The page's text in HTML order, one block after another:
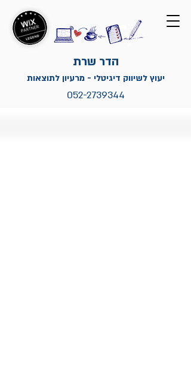
הדר שרת
יעוץ לשיווק דיגיטלי - מרעיון לתוצאות
052-2739344